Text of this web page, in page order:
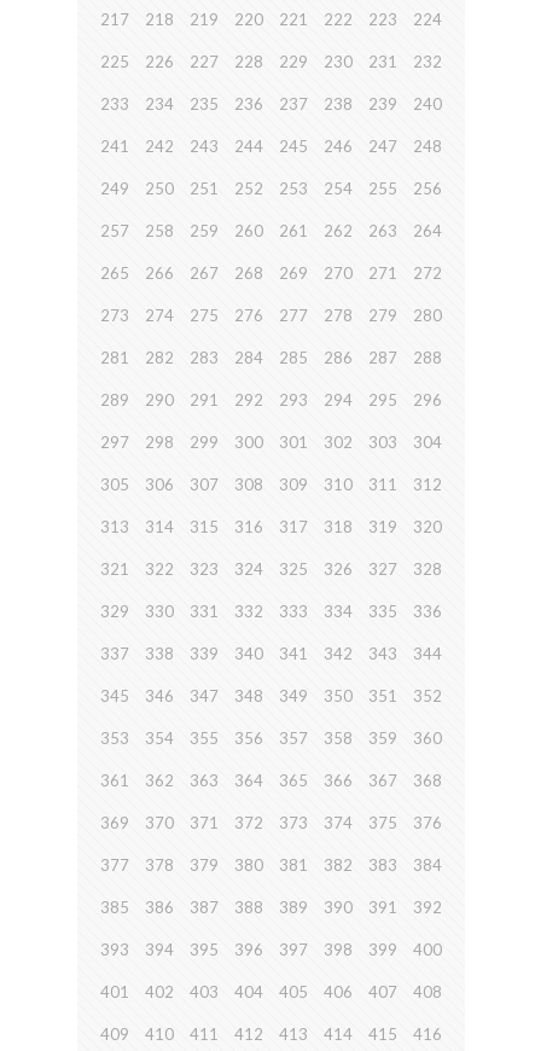
217 218 219 220 221 222 223 224
225 226 227 228 229 230 231 232
233 234 235 236 237 238 239 240
241 242 243 244 245 246 247 248
249 250 251 252 253 254 255 256
257 258 259 260 261 262 263 264
265 266 267 268 269 270 271 272
273 274 275 276 277 278 279 280
281 282 283 284 285 286 287 288
289 290 291 292 293 294 295 296
297 298 299 300 301 302 303 304
305 306 307 308 309 310 311 312
313 314 315 316 317 318 319 320
321 322 323 324 325 326 327 328
329 330 331 332 333 334 335 336
337 338 339 340 341 342 343 344
345 346 347 348 349 350 351 352
353 354 355 356 357 358 359 360
361 362 363 364 365 366 367 368
369 370 371 372 373 374 375 376
377 378 379 380 381 382 383 384
385 386 387 388 389 390 391 392
393 394 395 396 397 398 399 400
401 402 403 404 405 406 407 408
409 410 411 412 413 414 415 416